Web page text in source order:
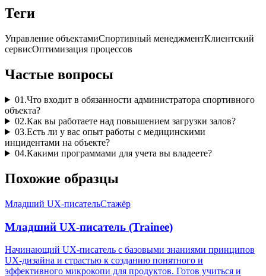
Теги
Управление объектамиСпортивный менеджментКлиентский
сервисОптимизация процессов
Частые вопросы
01 .Что входит в обязанности администратора спортивного
объекта?
02.Как вы работаете над повышением загрузки залов?
03.Есть ли у вас опыт работы с медицинскими
инцидентами на объекте?
04.Какими программами для учета вы владеете?
Похожие образцы
Младший UX-писательСтажёр
Младший UX-писатель (Trainee)
Начинающий UX-писатель с базовыми знаниями принципов
UX-дизайна и страстью к созданию понятного и
эффективного микрокопи для продуктов. Готов учиться и